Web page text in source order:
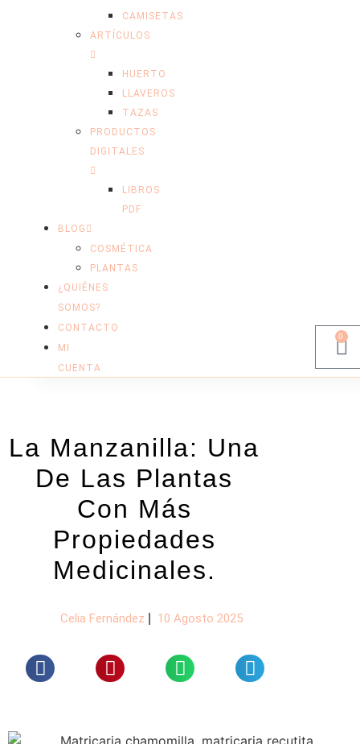
CAMISETAS
ARTÍCULOS
HUERTO
LLAVEROS
TAZAS
PRODUCTOS
DIGITALES
LIBROS
PDF
BLOG
COSMÉTICA
PLANTAS
¿QUIÉNES
SOMOS?
CONTACTO
MI
CUENTA
0
La Manzanilla: Una
De Las Plantas
Con Más
Propiedades
Medicinales.
Celia Fernández 10 Agosto 2025